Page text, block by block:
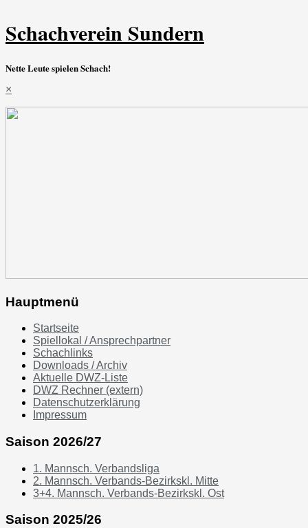
Schachverein Sundern
Nette Leute spielen Schach!
×
Hauptmenü
Startseite
Spiellokal / Ansprechpartner
Schachlinks
Downloads / Archiv
Aktuelle DWZ-Liste
DWZ Rechner (extern)
Datenschutzerklärung
Impressum
Saison 2026/27
1. Mannsch. Verbandsliga
2. Mannsch. Verbands-Bezirkskl. Mitte
3+4. Mannsch. Verbands-Bezirkskl. Ost
Saison 2025/26